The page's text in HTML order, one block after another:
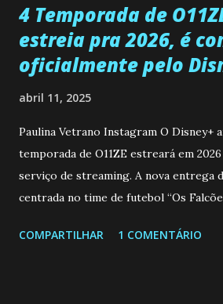
4 Temporada de
estreia pra 2026, é
oficialmente pelo
abril 11, 2025
Paulina Vetrano Instagram O Disney+
temporada de O11ZE estreará em
serviço de streaming. A nova entrega
centrada no time de futebol “Os
Brum (Dedé), que voltam a interpretar
COMPARTILHAR 1 COMENTÁRIO